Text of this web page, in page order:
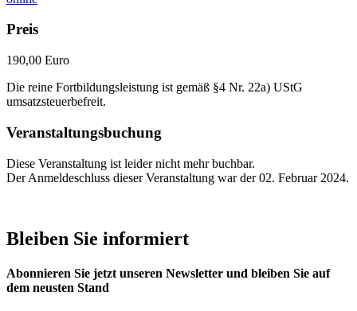
Preis
190,00 Euro
Die reine Fortbildungsleistung ist gemäß §4 Nr. 22a) UStG
umsatzsteuerbefreit.
Veranstaltungsbuchung
Diese Veranstaltung ist leider nicht mehr buchbar.
Der Anmeldeschluss dieser Veranstaltung war der 02. Februar 2024.
Bleiben Sie informiert
Abonnieren Sie jetzt unseren Newsletter und bleiben Sie auf
dem neusten Stand